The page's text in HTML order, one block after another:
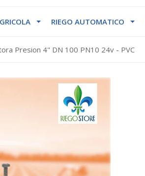
RIEGO AUTOMATICO
Presion 4" DN 100 PN10 24v - PVC